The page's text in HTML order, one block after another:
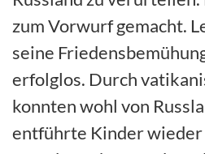
zum Vorwurf gemacht.
seine
erfolglos. Durch
konnten wohl von
entführte Kinder wieder